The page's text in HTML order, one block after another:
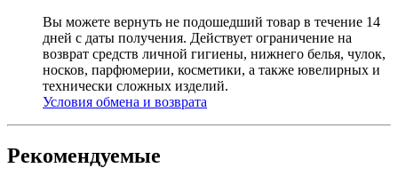
Вы можете вернуть не подошедший товар в течение 14
дней с даты получения. Действует ограничение на
возврат средств личной гигиены, нижнего белья, чулок,
носков, парфюмерии, косметики, а также ювелирных и
технически сложных изделий.
Условия обмена и возврата
Рекомендуемые